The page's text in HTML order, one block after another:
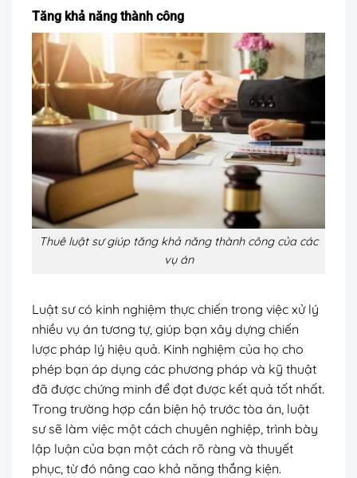
Tăng khả năng thành công
Thuê luật sư giúp tăng khả năng thành công của các
vụ án
Luật sư có kinh nghiệm thực chiến trong việc xử lý
nhiều vụ án tương tự, giúp bạn xây dựng chiến
lược pháp lý hiệu quả. Kinh nghiệm của họ cho
phép bạn áp dụng các phương pháp và kỹ thuật
đã được chứng minh để đạt được kết quả tốt nhất.
Trong trường hợp cần biện hộ trước tòa án, luật
sư sẽ làm việc một cách chuyên nghiệp, trình bày
lập luận của bạn một cách rõ ràng và thuyết
phục, từ đó nâng cao khả năng thắng kiện.